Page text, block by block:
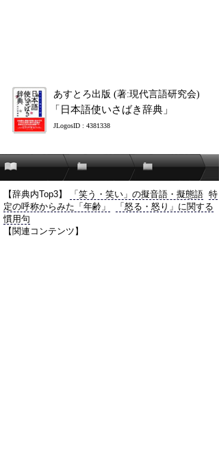
あすとろ出版 (著:現代言語研究会)
「日本語使いさばき辞典」
JLogosID : 4381338
【辞典内Top3】 「笑う・笑い」の擬音語・擬態語 特
定の呼称からみた「年齢」
「怒る・怒り」に関する
慣用句
【関連コンテンツ】